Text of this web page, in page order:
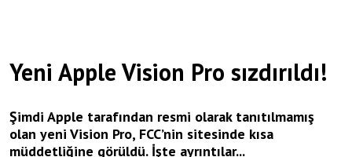
Yeni Apple Vision Pro sızdırıldı!
Şimdi Apple tarafından resmi olarak tanıtılmamış
olan yeni Vision Pro, FCC’nin sitesinde kısa
müddetliğine görüldü. İşte ayrıntılar...